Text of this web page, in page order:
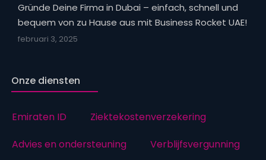
Gründe Deine Firma in Dubai – einfach, schnell und
bequem von zu Hause aus mit Business Rocket UAE!
februari 3, 2025
Onze diensten
Emiraten ID
Ziektekostenverzekering
Advies en ondersteuning
Verblijfsvergunning